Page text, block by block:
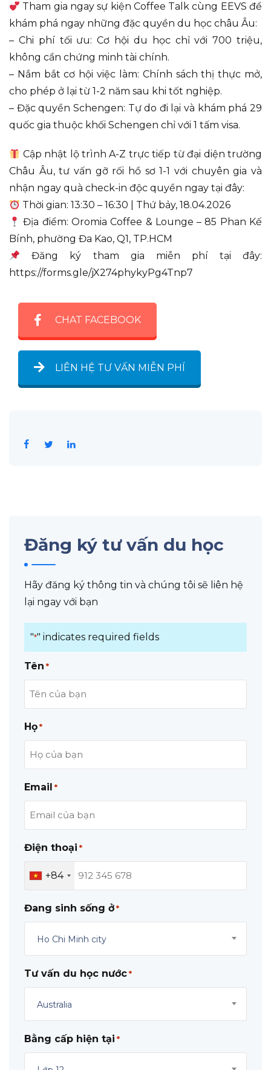
Tham gia ngay sự kiện Coffee Talk cùng EEVS để
khám phá ngay những đặc quyền du học châu Âu:
– Chi phí tối ưu: Cơ hội du học chỉ với 700 triệu,
không cần chứng minh tài chính.
– Nắm bắt cơ hội việc làm: Chính sách thị thực mở,
cho phép ở lại từ 1-2 năm sau khi tốt nghiệp.
– Đặc quyền Schengen: Tự do đi lại và khám phá 29
quốc gia thuộc khối Schengen chỉ với 1 tấm visa.
Cập nhật lộ trình A-Z trực tiếp từ đại diện trường
Châu Âu, tư vấn gỡ rối hồ sơ 1-1 với chuyên gia và
nhận ngay quà check-in độc quyền ngay tại đây:
Thời gian: 13:30 – 16:30 | Thứ bảy, 18.04.2026
Địa điểm: Oromia Coffee & Lounge – 85 Phan Kế
Bính, phường Đa Kao, Q1, TP.HCM
Đăng ký tham gia miễn phí tại đây:
https://forms.gle/jX274phykyPg4Tnp7
CHAT FACEBOOK
LIÊN HỆ TƯ VẤN MIỄN PHÍ
Đăng ký tư vấn du học
Hãy đăng ký thông tin và chúng tôi sẽ liên hệ
lại ngay với bạn
"*" indicates required fields
Tên *
Họ *
Email *
Điện thoại *
+84
Đang sinh sống ở *
Ho Chi Minh city
Tư vấn du học nước *
Australia
Bằng cấp hiện tại *